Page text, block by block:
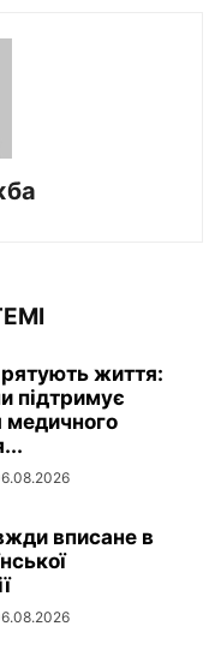
рятують життя:
підтримує
медичного
вписане в